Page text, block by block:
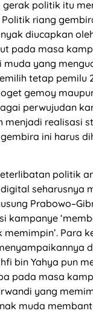
gerak politik itu
Politik riang
diucapkan
pada masa
muda yang
tetap pemilu
gemoy
perwujudan
menjadi realisasi
ini harus
politik
seharusnya
kampanye
memimpin’. Para
bin Yahya pun
pada masa
yang
muda